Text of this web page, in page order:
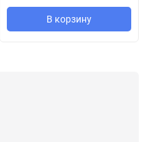
усилие EN 1-4, подходит для
600 до 1100 мм и весом до
DORMA TS 92 — это
расположения, который
дверь без
В корзину